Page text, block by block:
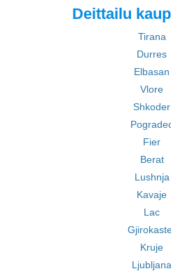
Deittailu
Tirana
Durres
Elbasan
Vlore
Shkoder
Fier
Berat
Lushnja
Kavaje
Lac
Kruje
Ljubljana